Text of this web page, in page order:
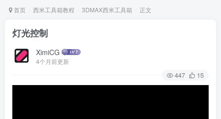
首页 西米工具箱教程 3DMAX西米工具箱 正文
灯光控制
XimiCG
4个月前更新
447 15